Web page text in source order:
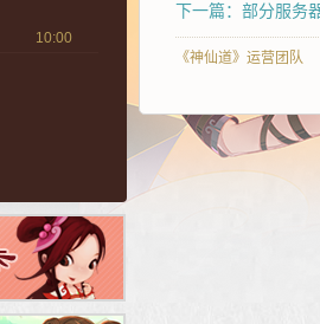
10:00
下一篇：部分服务
《神仙道》运营团队